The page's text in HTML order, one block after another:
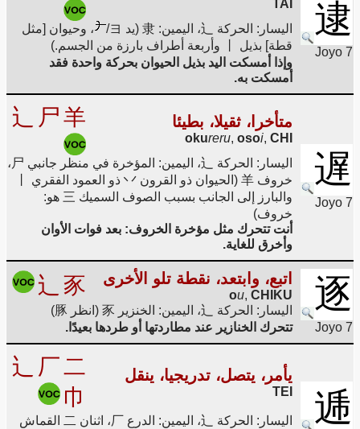
逮
Joyo 7
TAI
اليسار: الحركة 辶، اليمين: 隶 (يد ヨ/
، وحيوان [مثل
قطة] بذيل 丨 وأربعة أطراف بارزة من الجسم.)
وإذا أمسكت اليد بذيل الحيوان بحركة واحدة فقد
أمسكت به.
遅
Joyo 7
متأخرا، ثقيلا، بطيئا
okureru, osoi, CHI
辶 尸羊
اليسار: الحركة 辶، اليمين: المؤخرة في منظر جانبي 尸،
والبارز إلى الجانب بسبب الصوف السميك 三 هو:
خروف)
أنت تتحرك مثل مؤخرة الخروف: بعد فوات الأوان
وأخرق للغاية.
逐
Joyo 7
اتبع، وابتعد، نقطة تلو الأخرى
ou, CHIKU
辶 豕
اليسار: الحركة 辶، اليمين: الخنزير 豕 (انظر 豚)
تتحرك الخنازير عند مطاردتها أو طردها بعيدًا.
逓
يأمر، يتصل، تدريجيا، ينقل
TEI
辶 厂二
巾
اليسار: الحركة 辶، اليمين: الدرع 厂، اثنان 二 القماش